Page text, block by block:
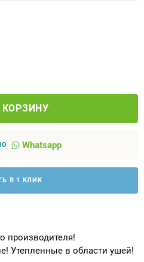
КОРЗИНУ
Whatsapp
В 1 КЛИК
производителя!
Утепленные в области ушей!
для